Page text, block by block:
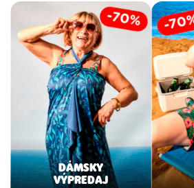
DÁMSKY
VÝPREDAJ